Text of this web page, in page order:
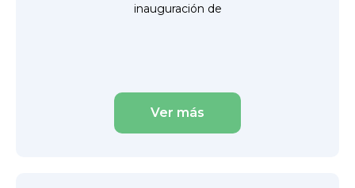
inauguración de
Ver más